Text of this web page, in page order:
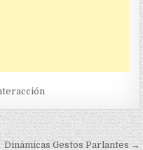
Dinámicas Gestos Parlantes →